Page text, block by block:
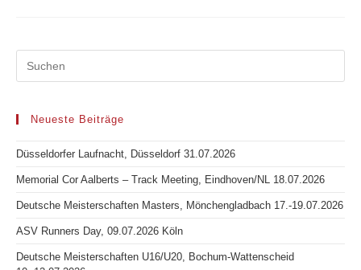
Neueste Beiträge
Düsseldorfer Laufnacht, Düsseldorf 31.07.2026
Memorial Cor Aalberts – Track Meeting, Eindhoven/NL 18.07.2026
Deutsche Meisterschaften Masters, Mönchengladbach 17.-19.07.2026
ASV Runners Day, 09.07.2026 Köln
Deutsche Meisterschaften U16/U20, Bochum-Wattenscheid